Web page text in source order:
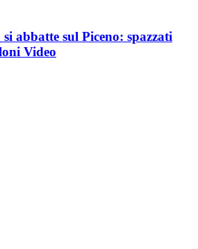
abbatte sul Piceno: spazzati
Video